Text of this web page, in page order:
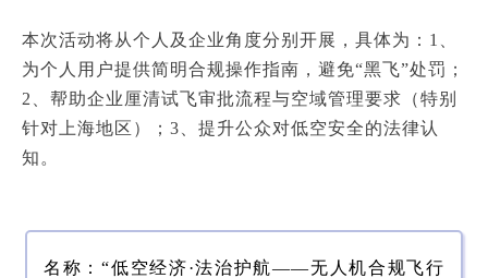
本次活动将从个人及企业角度分别开展，具体为： 1、
为个人用户提供简明合规操作指南，避免“黑飞”处罚；
2、帮助企业厘清试飞审批流程与空域管理要求（特别
针对上海地区）； 3、提升公众对低空安全的法律认
知。
名 称：“低空经济·法治护航——无人机合规飞行